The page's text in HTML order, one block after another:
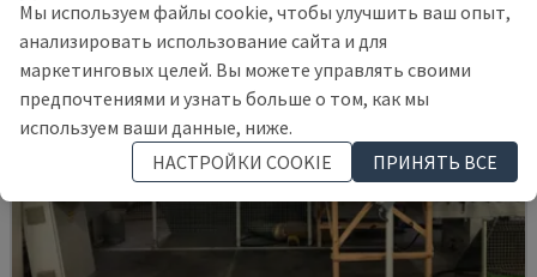
Мы используем файлы cookie, чтобы улучшить ваш опыт,
анализировать использование сайта и для
маркетинговых целей. Вы можете управлять своими
предпочтениями и узнать больше о том, как мы
используем ваши данные, ниже.
НАСТРОЙКИ COOKIE
ПРИНЯТЬ ВСЕ